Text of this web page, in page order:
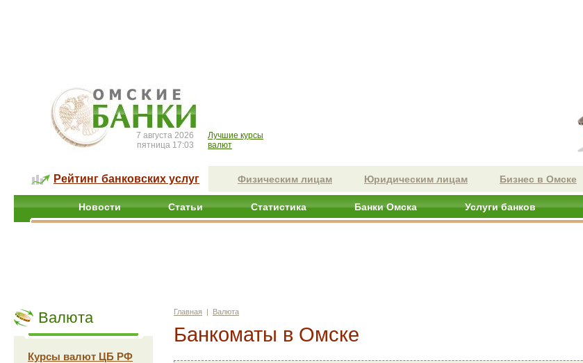
7 августа 2026
пятница 17:03
Лучшие курсы
валют
Рейтинг банковских услуг Физическим лицам Юридическим лицам Бизнес в Омске
Новости Статьи Статистика Банки Омска Услуги банков
Валюта
Курсы валют ЦБ РФ
Главная | Валюта
Банкоматы в Омске